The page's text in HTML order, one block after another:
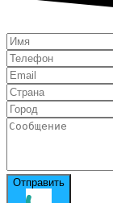
Отправить